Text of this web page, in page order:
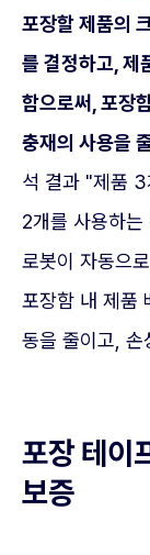
포장할 제품의
를 결정하고, 제
함으로써, 포장
충재의 사용을
석 결과 "제품 3
2개를 사용하는
로봇이 자동으
포장함 내 제품
동을 줄이고, 손
포장 테이
보증